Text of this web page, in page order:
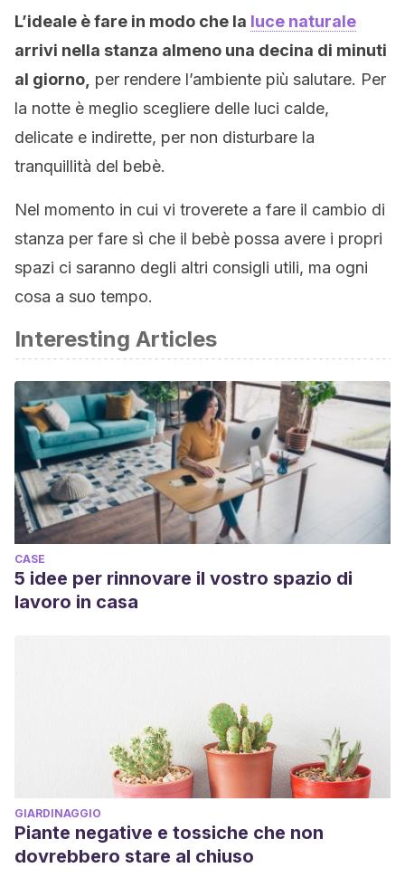
L’ideale è fare in modo che la luce naturale
arrivi nella stanza almeno una decina di minuti
al giorno, per rendere l’ambiente più salutare. Per
la notte è meglio scegliere delle luci calde,
delicate e indirette, per non disturbare la
tranquillità del bebè.
Nel momento in cui vi troverete a fare il cambio di
stanza per fare sì che il bebè possa avere i propri
spazi ci saranno degli altri consigli utili, ma ogni
cosa a suo tempo.
Interesting Articles
CASE
5 idee per rinnovare il vostro spazio di
lavoro in casa
GIARDINAGGIO
Piante negative e tossiche che non
dovrebbero stare al chiuso